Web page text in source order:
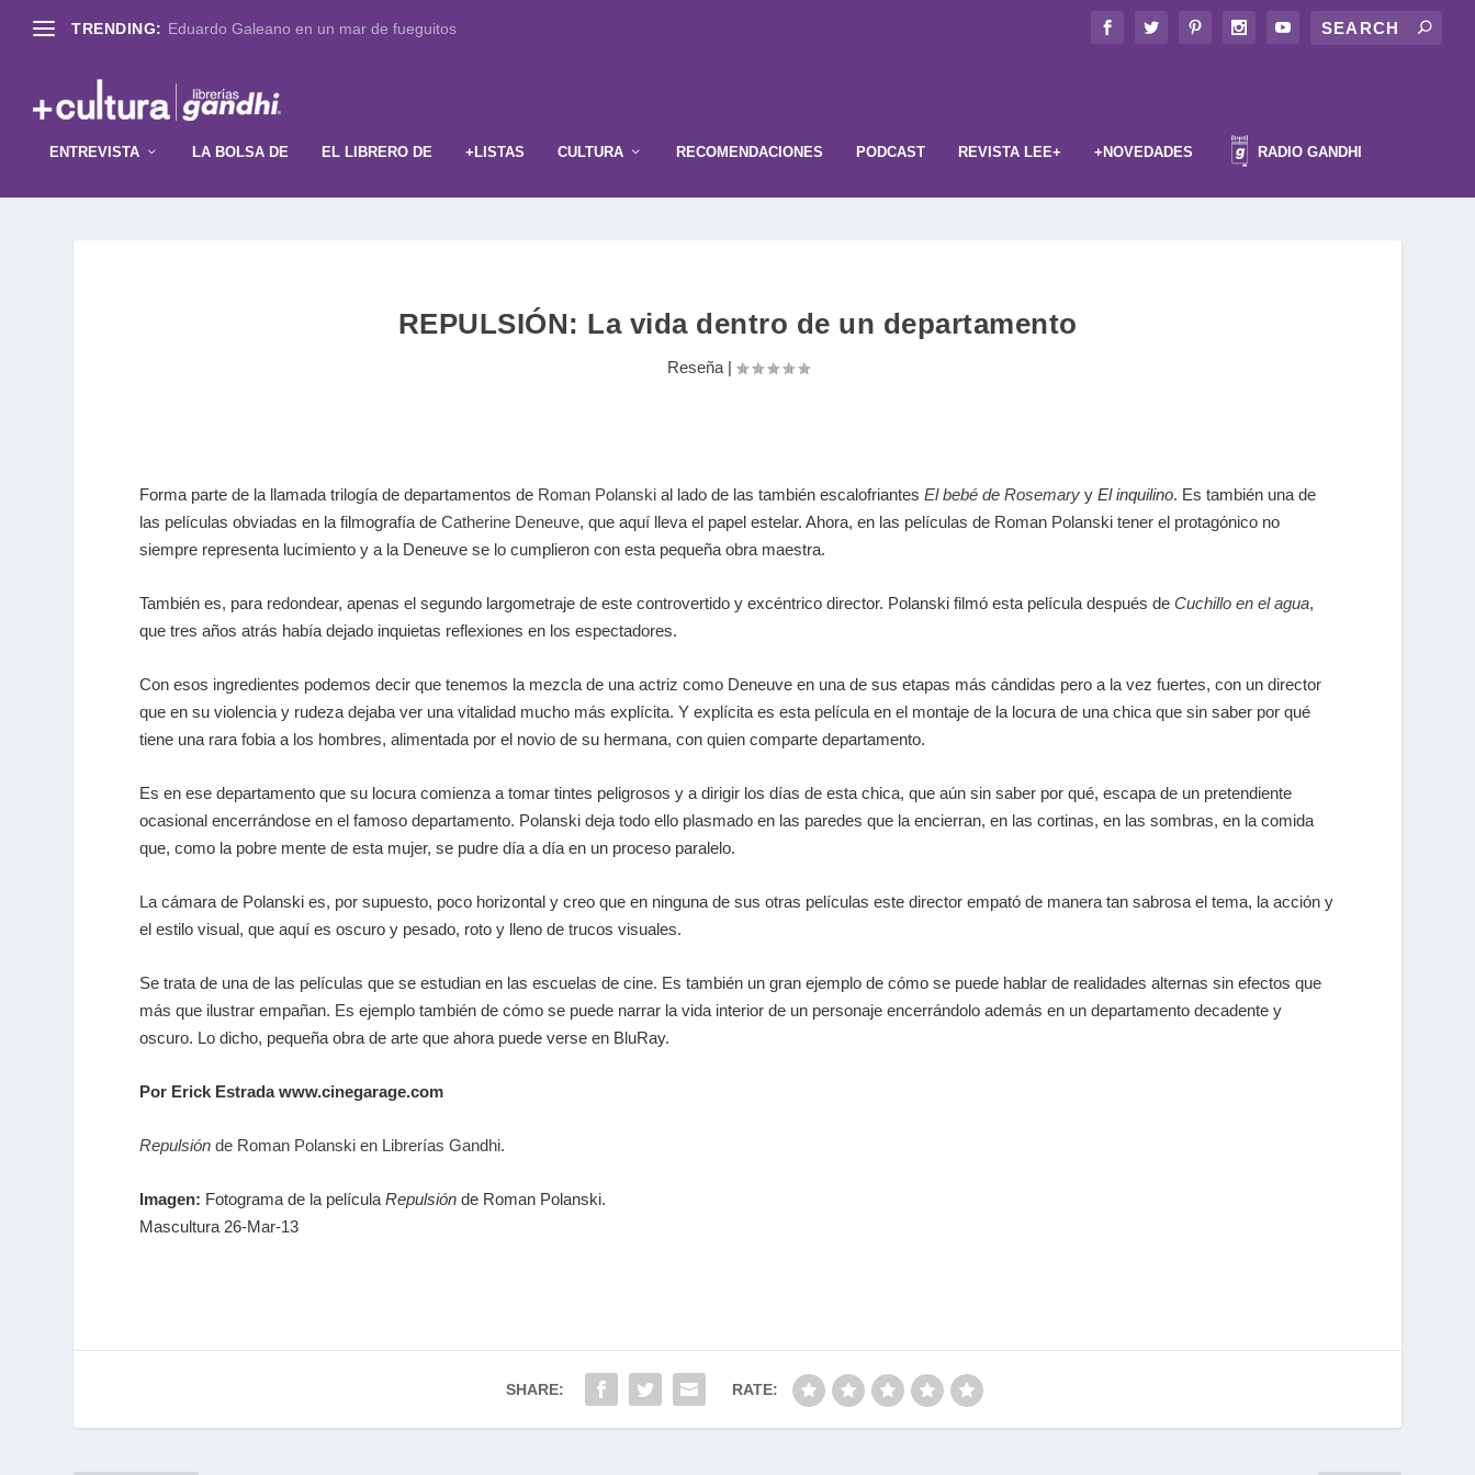
TRENDING: Eduardo Galeano en un mar de fueguitos
ENTREVISTA LA BOLSA DE EL LIBRERO DE +LISTAS CULTURA RECOMENDACIONES PODCAST REVISTA LEE+ +NOVEDADES RADIO GANDHI
REPULSIÓN: La vida dentro de un departamento
Reseña|
Forma parte de la llamada trilogía de departamentos de Roman Polanski al lado de las también escalofriantesEl bebé de Rosemary yEl inquilino. Es también una de
las películas obviadas en la filmografía deCatherine Deneuve, que aquí lleva el papel estelar. Ahora, en las películas de Roman Polanski tener el protagónico no
siempre representa lucimiento y a la Deneuve se lo cumplieron con esta pequeña obra maestra.
También es, para redondear, apenas el segundo largometraje de este controvertido y excéntrico director. Polanski filmó esta película después deCuchillo en el agua,
que tres años atrás había dejado inquietas reflexiones en los espectadores.
Con esos ingredientes podemos decir que tenemos la mezcla de una actriz como Deneuve en una de sus etapas más cándidas pero a la vez fuertes, con un director
que en su violencia y rudeza dejaba ver una vitalidad mucho más explícita. Y explícita es esta película en el montaje de la locura de una chica que sin saber por qué
tiene una rara fobia a los hombres, alimentada por el novio de su hermana, con quien comparte departamento.
Es en ese departamento que su locura comienza a tomar tintes peligrosos y a dirigir los días de esta chica, que aún sin saber por qué, escapa de un pretendiente
ocasional encerrándose en el famoso departamento. Polanski deja todo ello plasmado en las paredes que la encierran, en las cortinas, en las sombras, en la comida
que, como la pobre mente de esta mujer, se pudre día a día en un proceso paralelo.
La cámara de Polanski es, por supuesto, poco horizontal y creo que en ninguna de sus otras películas este director empató de manera tan sabrosa el tema, la acción y
el estilo visual, que aquí es oscuro y pesado, roto y lleno de trucos visuales.
Se trata de una de las películas que se estudian en las escuelas de cine. Es también un gran ejemplo de cómo se puede hablar de realidades alternas sin efectos que
más que ilustrar empañan. Es ejemplo también de cómo se puede narrar la vida interior de un personaje encerrándolo además en un departamento decadente y
oscuro. Lo dicho, pequeña obra de arte que ahora puede verse en BluRay.
Por Erick Estrada www.cinegarage.com
Repulsión de Roman Polanski en Librerías Gandhi.
Imagen: Fotograma de la películaRepulsión de Roman Polanski.
Mascultura 26-Mar-13
SHARE: RATE: